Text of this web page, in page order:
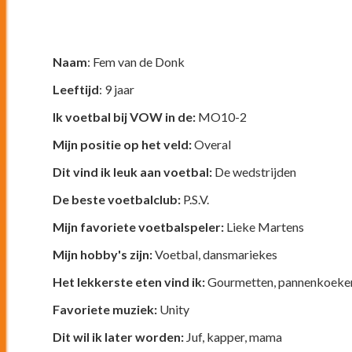
Naam: Fem van de Donk
Leeftijd: 9 jaar
Ik voetbal bij VOW in de: MO10-2
Mijn positie op het veld:Overal
Dit vind ik leuk aan voetbal: De wedstrijden
De beste voetbalclub: P.S.V.
Mijn favoriete voetbalspeler: Lieke Martens
Mijn hobby's zijn:Voetbal, dansmariekes
Het lekkerste eten vind ik:Gourmetten,
Favoriete muziek: Unity
Dit wil ik later worden: Juf, kapper, mama